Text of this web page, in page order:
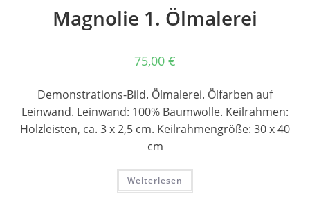
Magnolie 1. Ölmalerei
75,00 €
Demonstrations-Bild. Ölmalerei. Ölfarben auf
Leinwand. Leinwand: 100% Baumwolle. Keilrahmen:
Holzleisten, ca. 3 x 2,5 cm. Keilrahmengröße: 30 x 40
cm
Weiterlesen